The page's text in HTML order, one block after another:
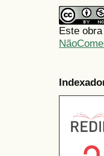
Este